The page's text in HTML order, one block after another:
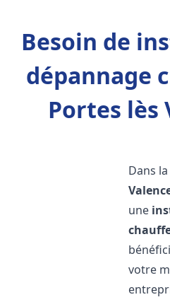
Besoin de
dépannage
Portes lès
Dans
une
votre